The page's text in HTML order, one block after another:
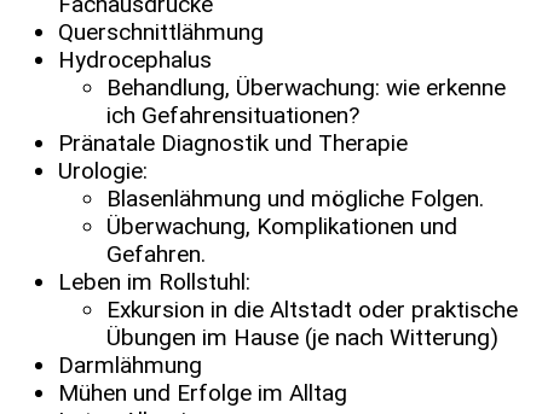
Querschnittlähmung
Hydrocephalus
Behandlung, Überwachung: wie erkenne
ich Gefahrensituationen?
Pränatale Diagnostik und Therapie
Urologie:
Blasenlähmung und mögliche Folgen.
Überwachung, Komplikationen und
Gefahren.
Leben im Rollstuhl:
Exkursion in die Altstadt oder praktische
Übungen im Hause (je nach Witterung)
Darmlähmung
Mühen und Erfolge im Alltag